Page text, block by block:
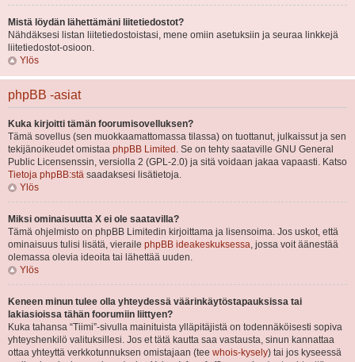
Mistä löydän lähettämäni liitetiedostot?
Nähdäksesi listan liitetiedostoistasi, mene omiin asetuksiin ja seuraa linkkejä
liitetiedostot-osioon.
Ylös
phpBB -asiat
Kuka kirjoitti tämän foorumisovelluksen?
Tämä sovellus (sen muokkaamattomassa tilassa) on tuottanut, julkaissut ja sen
tekijänoikeudet omistaa phpBB Limited . Se on tehty saataville GNU General
Public Licensenssin, versiolla 2 (GPL-2.0) ja sitä voidaan jakaa vapaasti. Katso
Tietoja phpBB:stä saadaksesi lisätietoja.
Ylös
Miksi ominaisuutta X ei ole saatavilla?
Tämä ohjelmisto on phpBB Limitedin kirjoittama ja lisensoima. Jos uskot, että
ominaisuus tulisi lisätä, vieraile phpBB ideakeskuksessa, jossa voit äänestää
olemassa olevia ideoita tai lähettää uuden.
Ylös
Keneen minun tulee olla yhteydessä väärinkäytöstapauksissa tai
lakiasioissa tähän foorumiin liittyen?
Kuka tahansa “Tiimi”-sivulla mainituista ylläpitäjistä on todennäköisesti sopiva
yhteyshenkilö valituksillesi. Jos et tätä kautta saa vastausta, sinun kannattaa
ottaa yhteyttä verkkotunnuksen omistajaan (tee whois-kysely) tai jos kyseessä